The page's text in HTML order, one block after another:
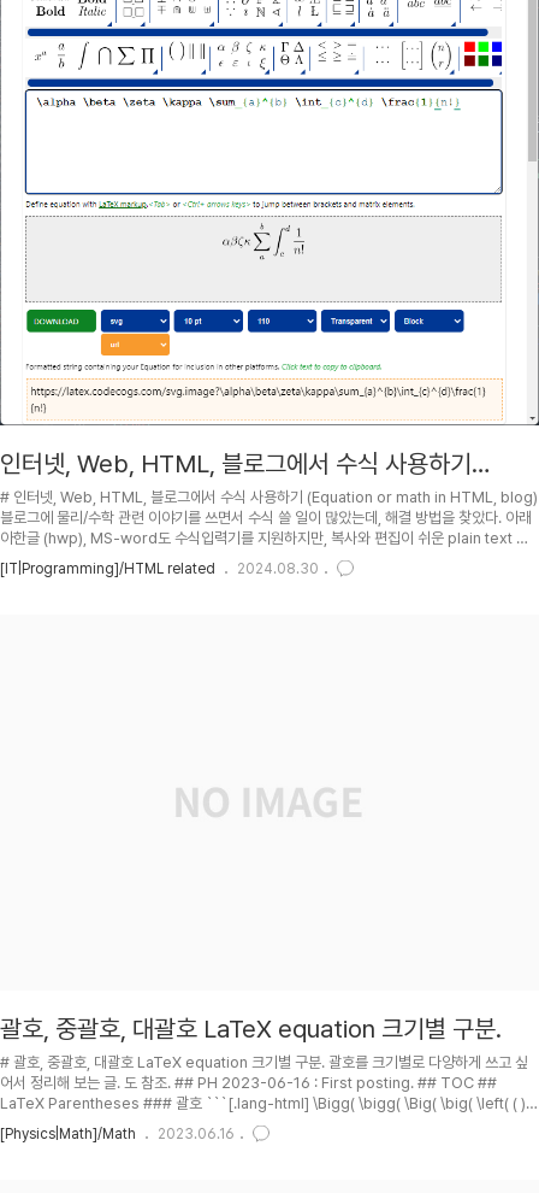
인터넷, Web, HTML, 블로그에서 수식 사용하기
(Equation or math in HTML, blog)
# 인터넷, Web, HTML, 블로그에서 수식 사용하기 (Equation or math in HTML, blog)
블로그에 물리/수학 관련 이야기를 쓰면서 수식 쓸 일이 많았는데, 해결 방법을 찾았다. 아래
아한글 (hwp), MS-word도 수식입력기를 지원하지만, 복사와 편집이 쉬운 plain text 형
태의 LaTeX 수식이 갑인듯 하다. 입력 방법에는 대략 아래와 같은 방법들이 있다. 각자 편할
데로 골라잡자.윈도우에서는 (Windows 7부터인가?) 손글씨로 입력한 수식도 인식하고 디
[IT|Programming]/HTML related 2024.08.30
괄호, 중괄호, 대괄호 LaTeX equation 크기별 구분.
# 괄호, 중괄호, 대괄호 LaTeX equation 크기별 구분. 괄호를 크기별로 다양하게 쓰고 싶
어서 정리해 보는 글. 도 참조. ## PH 2023-06-16 : First posting. ## TOC ##
LaTeX Parentheses ### 괄호 ```[.lang-html] \Bigg( \bigg( \Big( \big( \left( ( )
\right) \big) \Big) \bigg) \Bigg) ```/ \Bigg( \bigg( \Big( \big( \left( ( ) \right) \big)
\Big) \bigg) \Bigg) ### 중괄호 Escape 해줘야 함. \{, \} ```[.lang-html] \Bigg\{
[Physics|Math]/Math 2023.06.16